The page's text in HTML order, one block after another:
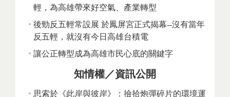
輕，為高雄帶來好空氣、產業轉型
後勁反五輕常設展 於鳳屏宮正式揭幕--沒有當年
反五輕，就沒有今日高雄台積電
讓公正轉型成為高雄市民心底的關鍵字
知情權／資訊公開
思索於《此岸與彼岸》：撿拾炮彈碎片的環境運